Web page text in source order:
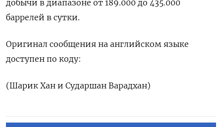
добычи в диапазоне от 189.000 до 435.000
баррелей в сутки.
Оригинал сообщения на английском языке
доступен по коду:
(Шарик Хан и Сударшан Варадхан)